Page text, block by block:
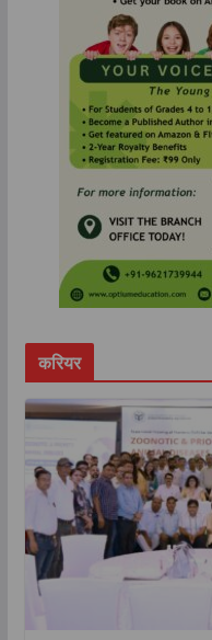
करियर